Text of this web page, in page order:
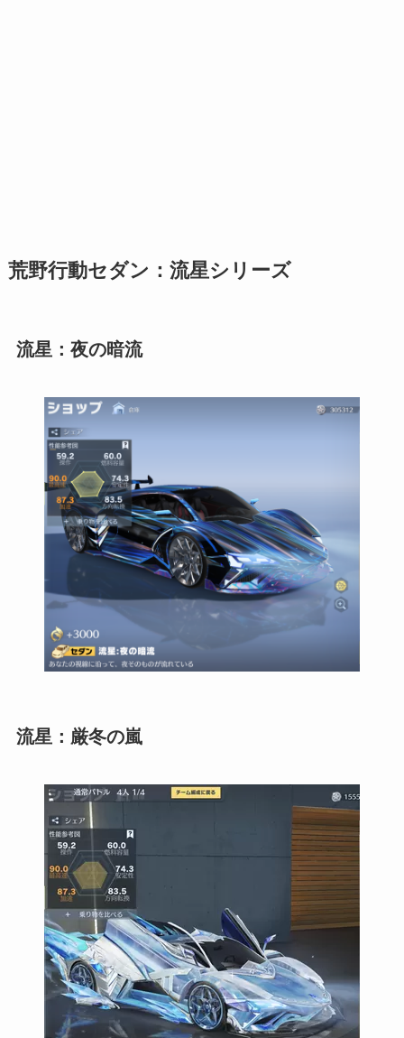
荒野行動セダン：流星シリーズ
流星：夜の暗流
流星：厳冬の嵐